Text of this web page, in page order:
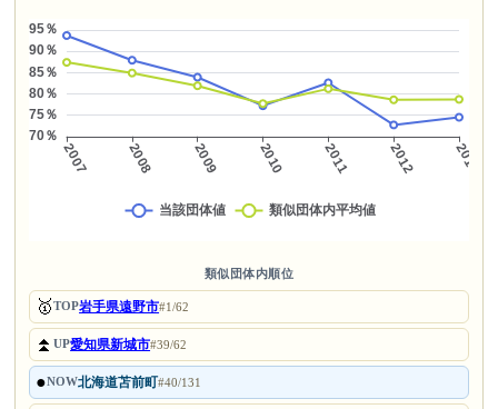
類似団体内順位
🥇TOP岩手県遠野市#1/62
⏫UP愛知県新城市#39/62
●NOW北海道苫前町#40/131